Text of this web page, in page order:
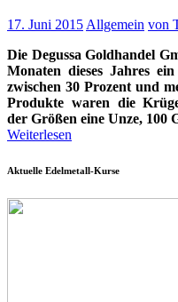
17. Juni 2015Allgemein von
Die Degussa Goldhandel
Monaten dieses Jahres
zwischen 30 Prozent und
Produkte waren die
der Größen eine Unze, 100
Weiterlesen
Aktuelle Edelmetall-Kurse